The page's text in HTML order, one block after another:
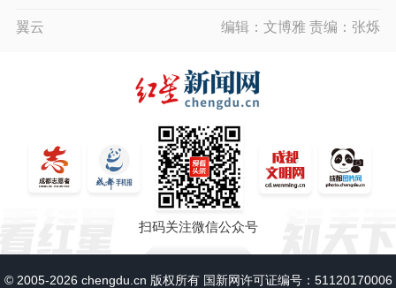
翼云 编辑：文博雅 责编：张烁
扫码关注微信公众号
© 2005-2026 chengdu.cn 版权所有 国新网许可证编号：51120170006